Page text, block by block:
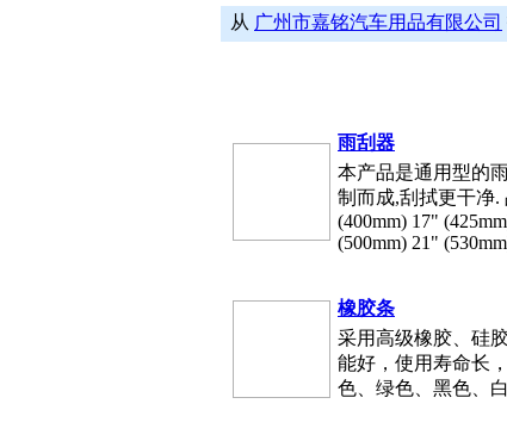
从 广州市嘉铭汽车用品有限公司
雨刮器
本产品是通用型的
制而成,刮拭更干净.
(400mm) 17"
(500mm) 21"
橡胶条
采用高级橡胶、硅
能好，使用寿命长
色、绿色、黑色、